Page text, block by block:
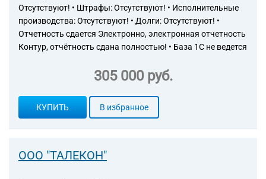
Отсутствуют! • Штрафы: Отсутствуют! • Исполнительные
производства: Отсутствуют! • Долги: Отсутствуют! •
Отчетность сдается Электронно, электронная отчетность
Контур, отчётность сдана полностью! • База 1С не ведется
305 000 руб.
КУПИТЬ В избранное
ООО "ТАЛЕКОН"